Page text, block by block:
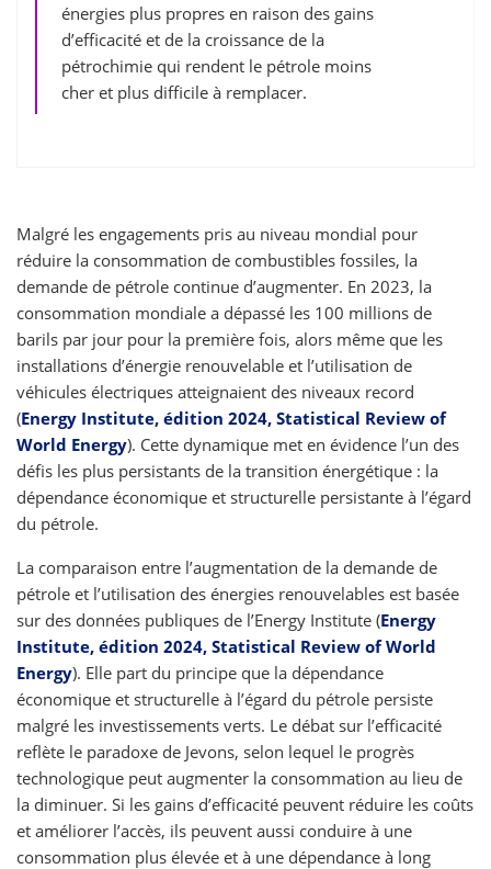
énergies plus propres en raison des gains
d’efficacité et de la croissance de la
pétrochimie qui rendent le pétrole moins
cher et plus difficile à remplacer.
Malgré les engagements pris au niveau mondial pour
réduire la consommation de combustibles fossiles, la
demande de pétrole continue d’augmenter. En 2023, la
consommation mondiale a dépassé les 100 millions de
barils par jour pour la première fois, alors même que les
installations d’énergie renouvelable et l’utilisation de
véhicules électriques atteignaient des niveaux record
(Energy Institute, édition 2024, Statistical Review of
World Energy). Cette dynamique met en évidence l’un des
défis les plus persistants de la transition énergétique : la
dépendance économique et structurelle persistante à l’égard
du pétrole.
La comparaison entre l’augmentation de la demande de
pétrole et l’utilisation des énergies renouvelables est basée
sur des données publiques de l’Energy Institute (Energy
Institute, édition 2024, Statistical Review of World
Energy). Elle part du principe que la dépendance
économique et structurelle à l’égard du pétrole persiste
malgré les investissements verts. Le débat sur l’efficacité
reflète le paradoxe de Jevons, selon lequel le progrès
technologique peut augmenter la consommation au lieu de
la diminuer. Si les gains d’efficacité peuvent réduire les coûts
et améliorer l’accès, ils peuvent aussi conduire à une
consommation plus élevée et à une dépendance à long